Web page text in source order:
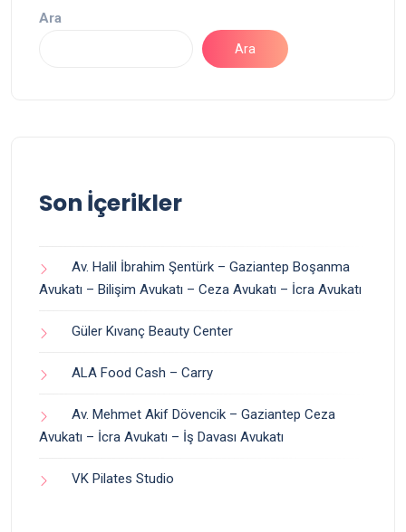
Ara
Ara
Son İçerikler
Av. Halil İbrahim Şentürk – Gaziantep Boşanma
Avukatı – Bilişim Avukatı – Ceza Avukatı – İcra Avukatı
Güler Kıvanç Beauty Center
ALA Food Cash – Carry
Av. Mehmet Akif Dövencik – Gaziantep Ceza
Avukatı – İcra Avukatı – İş Davası Avukatı
VK Pilates Studio